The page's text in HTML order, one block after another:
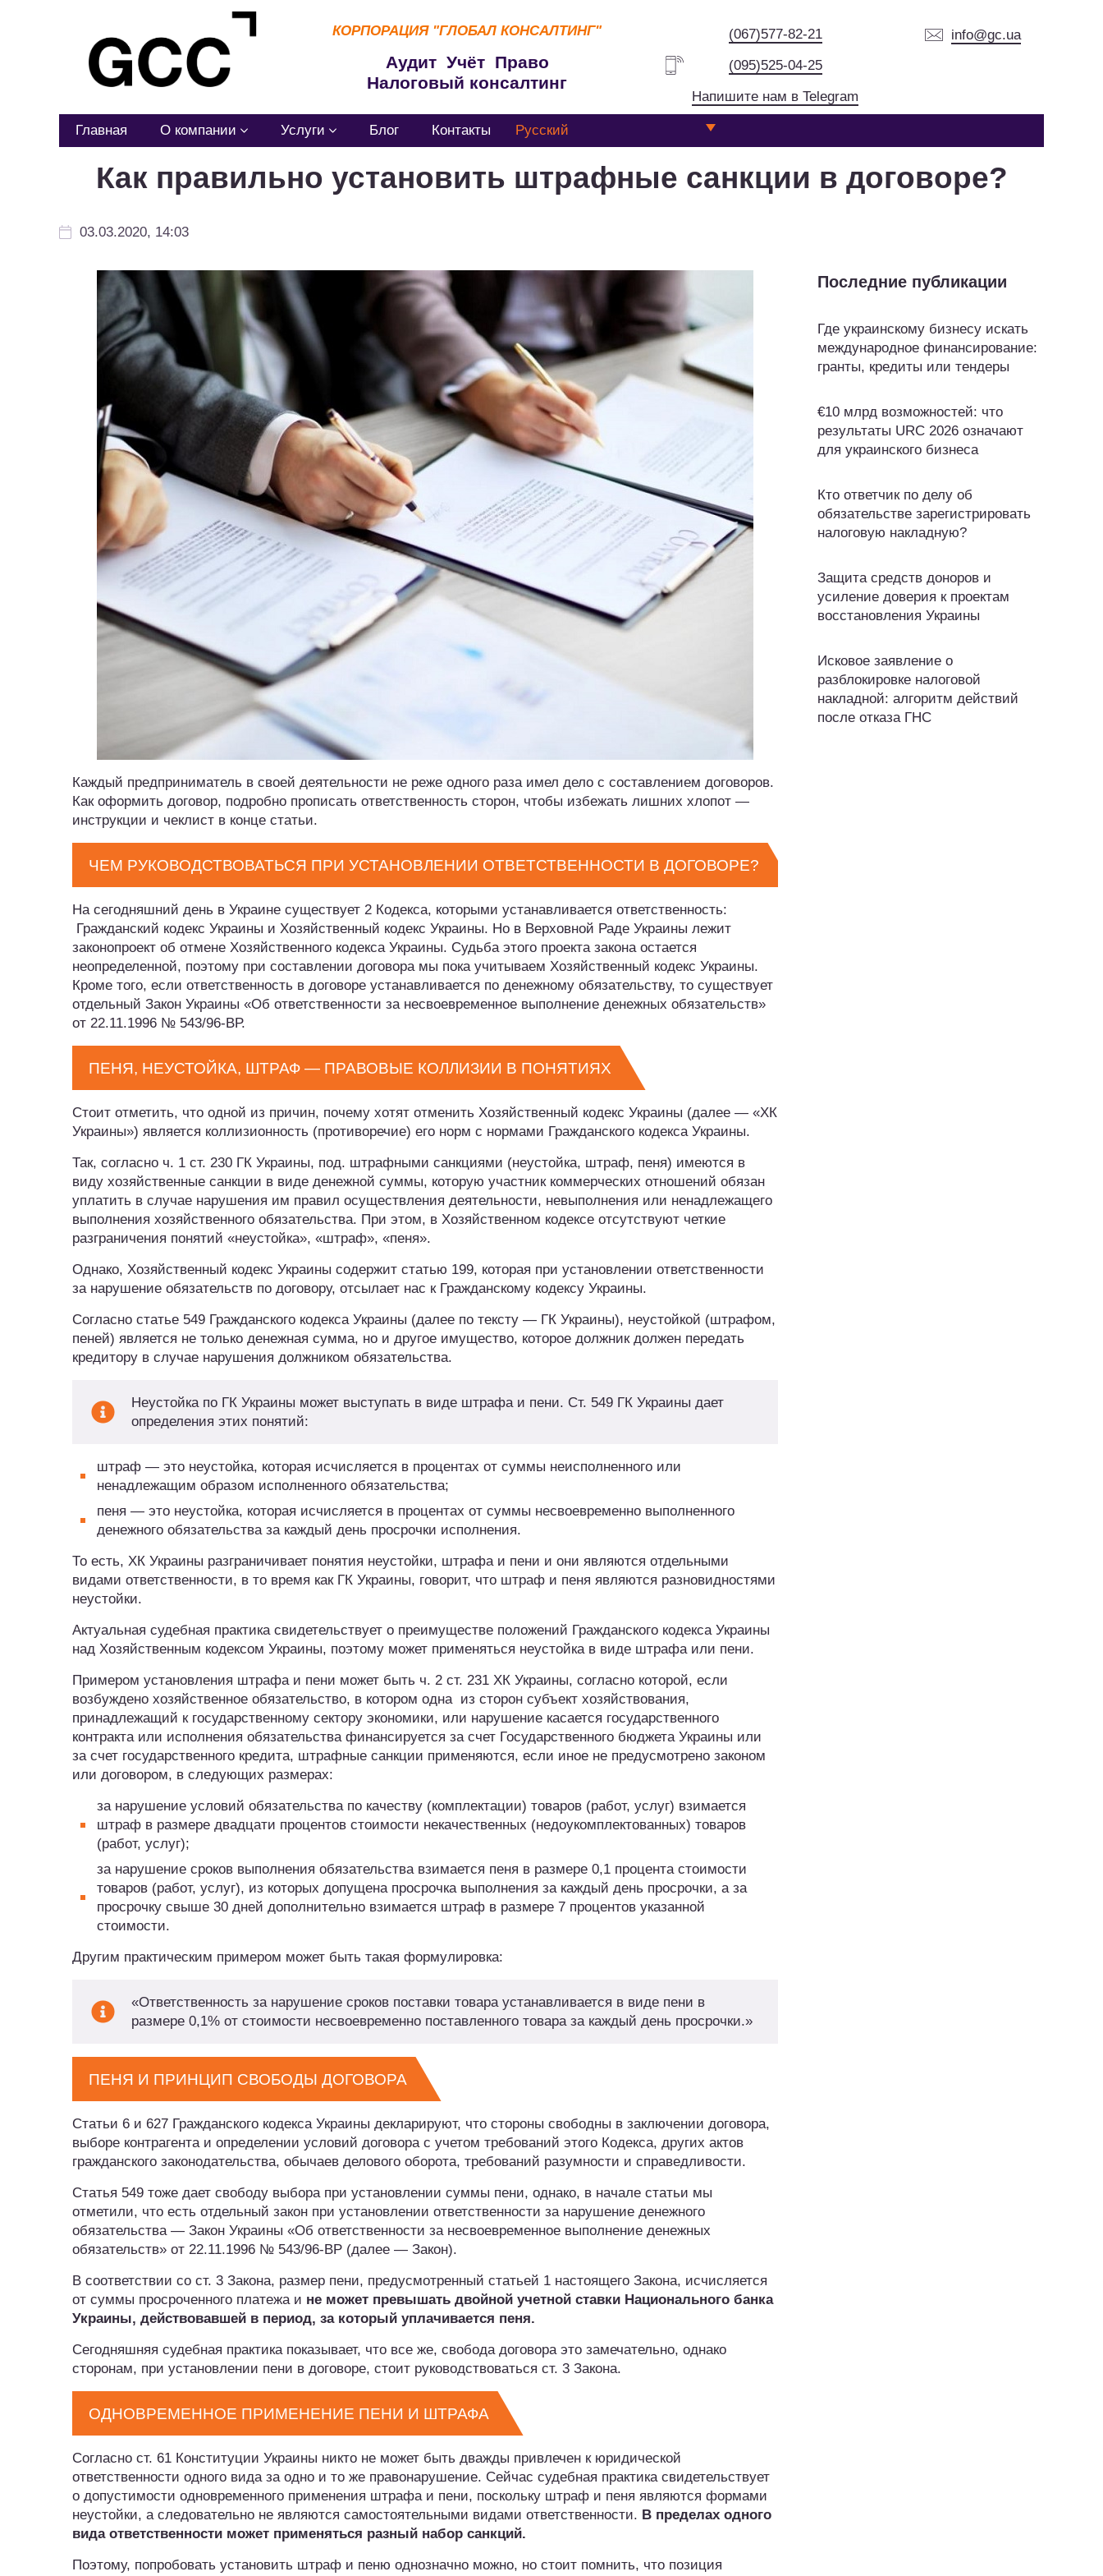
КОРПОРАЦИЯ "ГЛОБАЛ КОНСАЛТИНГ"
Аудит Учёт Право
Налоговый консалтинг
(067)577-82-21
(095)525-04-25
Напишите нам в Telegram
info@gc.ua
Главная О компании Услуги Блог Контакты Русский
Как правильно установить штрафные санкции в договоре?
03.03.2020, 14:03
Каждый предприниматель в своей деятельности не реже одного раза имел дело с составлением договоров.
Как оформить договор, подробно прописать ответственность сторон, чтобы избежать лишних хлопот —
инструкции и чеклист в конце статьи.
ЧЕМ РУКОВОДСТВОВАТЬСЯ ПРИ УСТАНОВЛЕНИИ ОТВЕТСТВЕННОСТИ В ДОГОВОРЕ?
На сегодняшний день в Украине существует 2 Кодекса, которыми устанавливается ответственность:
Гражданский кодекс Украины и Хозяйственный кодекс Украины. Но в Верховной Раде Украины лежит
законопроект об отмене Хозяйственного кодекса Украины. Судьба этого проекта закона остается
неопределенной, поэтому при составлении договора мы пока учитываем Хозяйственный кодекс Украины.
Кроме того, если ответственность в договоре устанавливается по денежному обязательству, то существует
отдельный Закон Украины «Об ответственности за несвоевременное выполнение денежных обязательств»
от 22.11.1996 № 543/96-ВР.
ПЕНЯ, НЕУСТОЙКА, ШТРАФ — ПРАВОВЫЕ КОЛЛИЗИИ В ПОНЯТИЯХ
Стоит отметить, что одной из причин, почему хотят отменить Хозяйственный кодекс Украины (далее — «ХК
Украины») является коллизионность (противоречие) его норм с нормами Гражданского кодекса Украины.
Так, согласно ч. 1 ст. 230 ГК Украины, под. штрафными санкциями (неустойка, штраф, пеня) имеются в
виду хозяйственные санкции в виде денежной суммы, которую участник коммерческих отношений обязан
уплатить в случае нарушения им правил осуществления деятельности, невыполнения или ненадлежащего
выполнения хозяйственного обязательства. При этом, в Хозяйственном кодексе отсутствуют четкие
разграничения понятий «неустойка», «штраф», «пеня».
Однако, Хозяйственный кодекс Украины содержит статью 199, которая при установлении ответственности
за нарушение обязательств по договору, отсылает нас к Гражданскому кодексу Украины.
Согласно статье 549 Гражданского кодекса Украины (далее по тексту — ГК Украины), неустойкой (штрафом,
пеней) является не только денежная сумма, но и другое имущество, которое должник должен передать
кредитору в случае нарушения должником обязательства.
Неустойка по ГК Украины может выступать в виде штрафа и пени. Ст. 549 ГК Украины дает
определения этих понятий:
штраф — это неустойка, которая исчисляется в процентах от суммы неисполненного или
ненадлежащим образом исполненного обязательства;
пеня — это неустойка, которая исчисляется в процентах от суммы несвоевременно выполненного
денежного обязательства за каждый день просрочки исполнения.
То есть, ХК Украины разграничивает понятия неустойки, штрафа и пени и они являются отдельными
видами ответственности, в то время как ГК Украины, говорит, что штраф и пеня являются разновидностями
неустойки.
Актуальная судебная практика свидетельствует о преимуществе положений Гражданского кодекса Украины
над Хозяйственным кодексом Украины, поэтому может применяться неустойка в виде штрафа или пени.
Примером установления штрафа и пени может быть ч. 2 ст. 231 ХК Украины, согласно которой, если
возбуждено хозяйственное обязательство, в котором одна из сторон субъект хозяйствования,
принадлежащий к государственному сектору экономики, или нарушение касается государственного
контракта или исполнения обязательства финансируется за счет Государственного бюджета Украины или
за счет государственного кредита, штрафные санкции применяются, если иное не предусмотрено законом
или договором, в следующих размерах:
за нарушение условий обязательства по качеству (комплектации) товаров (работ, услуг) взимается
штраф в размере двадцати процентов стоимости некачественных (недоукомплектованных) товаров
(работ, услуг);
за нарушение сроков выполнения обязательства взимается пеня в размере 0,1 процента стоимости
товаров (работ, услуг), из которых допущена просрочка выполнения за каждый день просрочки, а за
просрочку свыше 30 дней дополнительно взимается штраф в размере 7 процентов указанной
стоимости.
Другим практическим примером может быть такая формулировка:
«Ответственность за нарушение сроков поставки товара устанавливается в виде пени в
размере 0,1% от стоимости несвоевременно поставленного товара за каждый день просрочки.»
ПЕНЯ И ПРИНЦИП СВОБОДЫ ДОГОВОРА
Статьи 6 и 627 Гражданского кодекса Украины декларируют, что стороны свободны в заключении договора,
выборе контрагента и определении условий договора с учетом требований этого Кодекса, других актов
гражданского законодательства, обычаев делового оборота, требований разумности и справедливости.
Статья 549 тоже дает свободу выбора при установлении суммы пени, однако, в начале статьи мы
отметили, что есть отдельный закон при установлении ответственности за нарушение денежного
обязательства — Закон Украины «Об ответственности за несвоевременное выполнение денежных
обязательств» от 22.11.1996 № 543/96-ВР (далее — Закон).
В соответствии со ст. 3 Закона, размер пени, предусмотренный статьей 1 настоящего Закона, исчисляется
от суммы просроченного платежа и не может превышать двойной учетной ставки Национального банка
Украины, действовавшей в период, за который уплачивается пеня.
Сегодняшняя судебная практика показывает, что все же, свобода договора это замечательно, однако
сторонам, при установлении пени в договоре, стоит руководствоваться ст. 3 Закона.
ОДНОВРЕМЕННОЕ ПРИМЕНЕНИЕ ПЕНИ И ШТРАФА
Согласно ст. 61 Конституции Украины никто не может быть дважды привлечен к юридической
ответственности одного вида за одно и то же правонарушение. Сейчас судебная практика свидетельствует
о допустимости одновременного применения штрафа и пени, поскольку штраф и пеня являются формами
неустойки, а следовательно не являются самостоятельными видами ответственности. В пределах одного
вида ответственности может применяться разный набор санкций.
Поэтому, попробовать установить штраф и пеню однозначно можно, но стоит помнить, что позиция
Последние публикации
Где украинскому бизнесу искать
международное финансирование:
гранты, кредиты или тендеры
€10 млрд возможностей: что
результаты URC 2026 означают
для украинского бизнеса
Кто ответчик по делу об
обязательстве зарегистрировать
налоговую накладную?
Защита средств доноров и
усиление доверия к проектам
восстановления Украины
Исковое заявление о
разблокировке налоговой
накладной: алгоритм действий
после отказа ГНС